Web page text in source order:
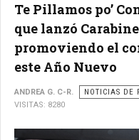
Te Pillamos po’
que lanzó
promoviendo el
este Año Nuevo
ANDREA G. C-R. NOTICIAS DE
VISITAS: 8280